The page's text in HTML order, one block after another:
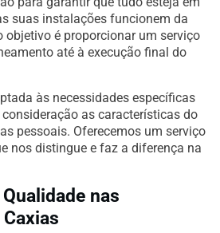
suas instalações funcionem da
objetivo é proporcionar um serviço
até à execução final do
às necessidades específicas
as características do
pessoais. Oferecemos um serviço
nos distingue e faz a diferença na
nas